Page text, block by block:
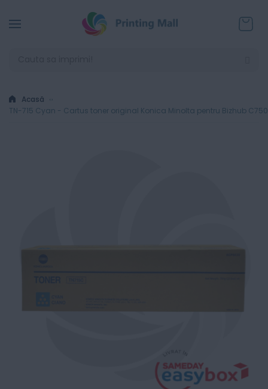
Acasă
TN-715 Cyan - Cartus toner original Konica Minolta pentru Bizhub